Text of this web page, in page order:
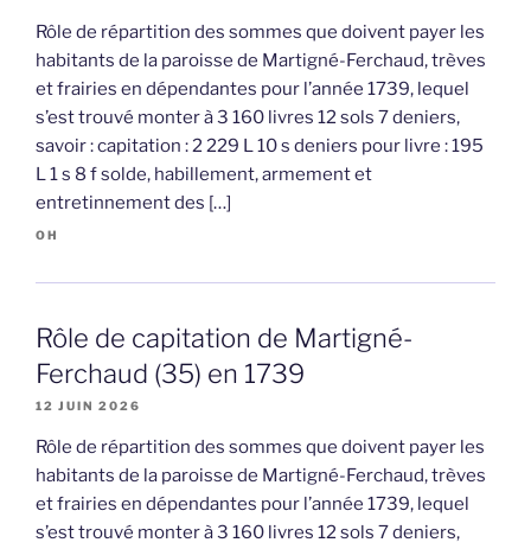
Rôle de répartition des sommes que doivent payer les
habitants de la paroisse de Martigné-Ferchaud, trèves
et frairies en dépendantes pour l’année 1739, lequel
s’est trouvé monter à 3 160 livres 12 sols 7 deniers,
savoir : capitation : 2 229 L 10 s deniers pour livre : 195
L 1 s 8 f solde, habillement, armement et
entretinnement des […]
OH
Rôle de capitation de Martigné-
Ferchaud (35) en 1739
12 JUIN 2026
Rôle de répartition des sommes que doivent payer les
habitants de la paroisse de Martigné-Ferchaud, trèves
et frairies en dépendantes pour l’année 1739, lequel
s’est trouvé monter à 3 160 livres 12 sols 7 deniers,